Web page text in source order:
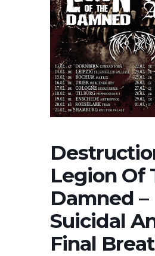
Legion Of
Damned –
Suicidal
Final